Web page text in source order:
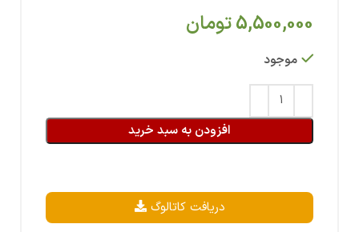
5,500,000تومان
موجود
افزودن به سبد خرید
دریافت کاتالوگ